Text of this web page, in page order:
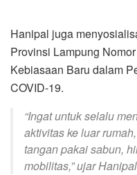
Hanipal juga
Provinsi Lampung
Kebiasaan Baru dalam
COVID-19.
“Ingat untuk selalu
aktivitas ke luar
tangan pakai sabun,
mobilitas,” ujar